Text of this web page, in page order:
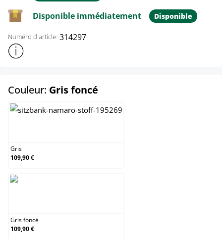
Disponible immédiatement Disponible
Numéro d'article: 314297
Afficher plus d'informations sur le produit
Couleur: Gris foncé
Gris
109,90 €
Gris foncé
109,90 €